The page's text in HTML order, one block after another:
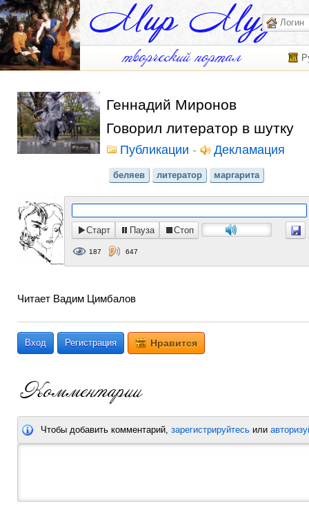
Геннадий Миронов
Говорил литератор в шутку
Публикации - Декламация
беляев литератор маргарита
Старт Пауза Стоп
187 647
Читает Вадим Цимбалов
Вход Регистрация Нравится
Чтобы добавить комментарий, зарегистрируйтесь или